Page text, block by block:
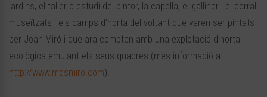
jardins, el taller o estudi del pintor, la capella, el galliner i el corral
museïtzats i els camps d’horta del voltant que varen ser pintats
per Joan Miró i que ara compten amb una explotació d’horta
ecològica emulant els seus quadres (més informació a
http://www.masmiro.com).